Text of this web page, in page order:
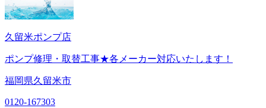
久留米ポンプ店
ポンプ修理・取替工事★各メーカー対応いたします！
福岡県久留米市
0120-167303